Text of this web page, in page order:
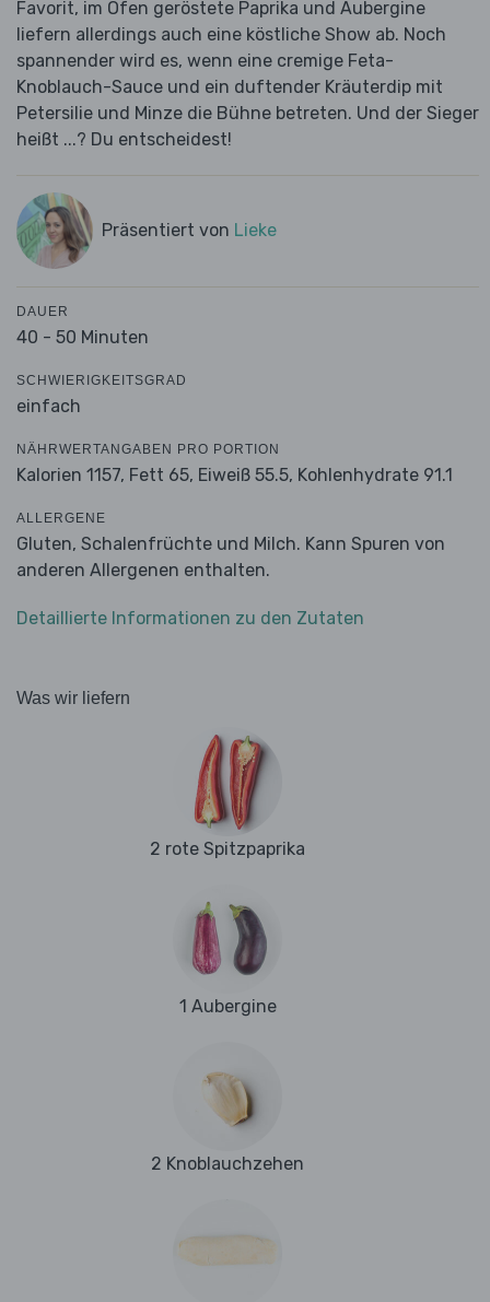
Favorit, im Ofen geröstete Paprika und Aubergine
liefern allerdings auch eine köstliche Show ab. Noch
spannender wird es, wenn eine cremige Feta-
Knoblauch-Sauce und ein duftender Kräuterdip mit
Petersilie und Minze die Bühne betreten. Und der Sieger
heißt ...? Du entscheidest!
Präsentiert von Lieke
DAUER
40 - 50 Minuten
SCHWIERIGKEITSGRAD
einfach
NÄHRWERTANGABEN PRO PORTION
Kalorien 1157, Fett 65, Eiweiß 55.5, Kohlenhydrate 91.1
ALLERGENE
Gluten, Schalenfrüchte und Milch. Kann Spuren von
anderen Allergenen enthalten.
Detaillierte Informationen zu den Zutaten
Was wir liefern
2 rote Spitzpaprika
1 Aubergine
2 Knoblauchzehen